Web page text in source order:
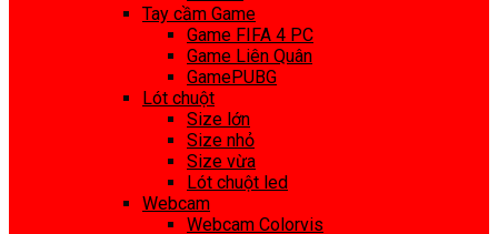
Tay cầm Game
Game FIFA 4 PC
Game Liên Quân
GamePUBG
Lót chuột
Size lớn
Size nhỏ
Size vừa
Lót chuột led
Webcam
Webcam Colorvis